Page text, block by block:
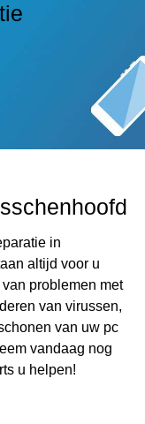
in
altijd voor u
problemen met
van virussen,
van uw pc
vandaag nog
u helpen!